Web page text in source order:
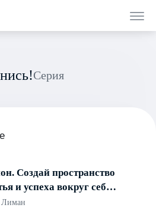
Серия
Создай пространство
и успеха вокруг себя!
уроков
Лиман